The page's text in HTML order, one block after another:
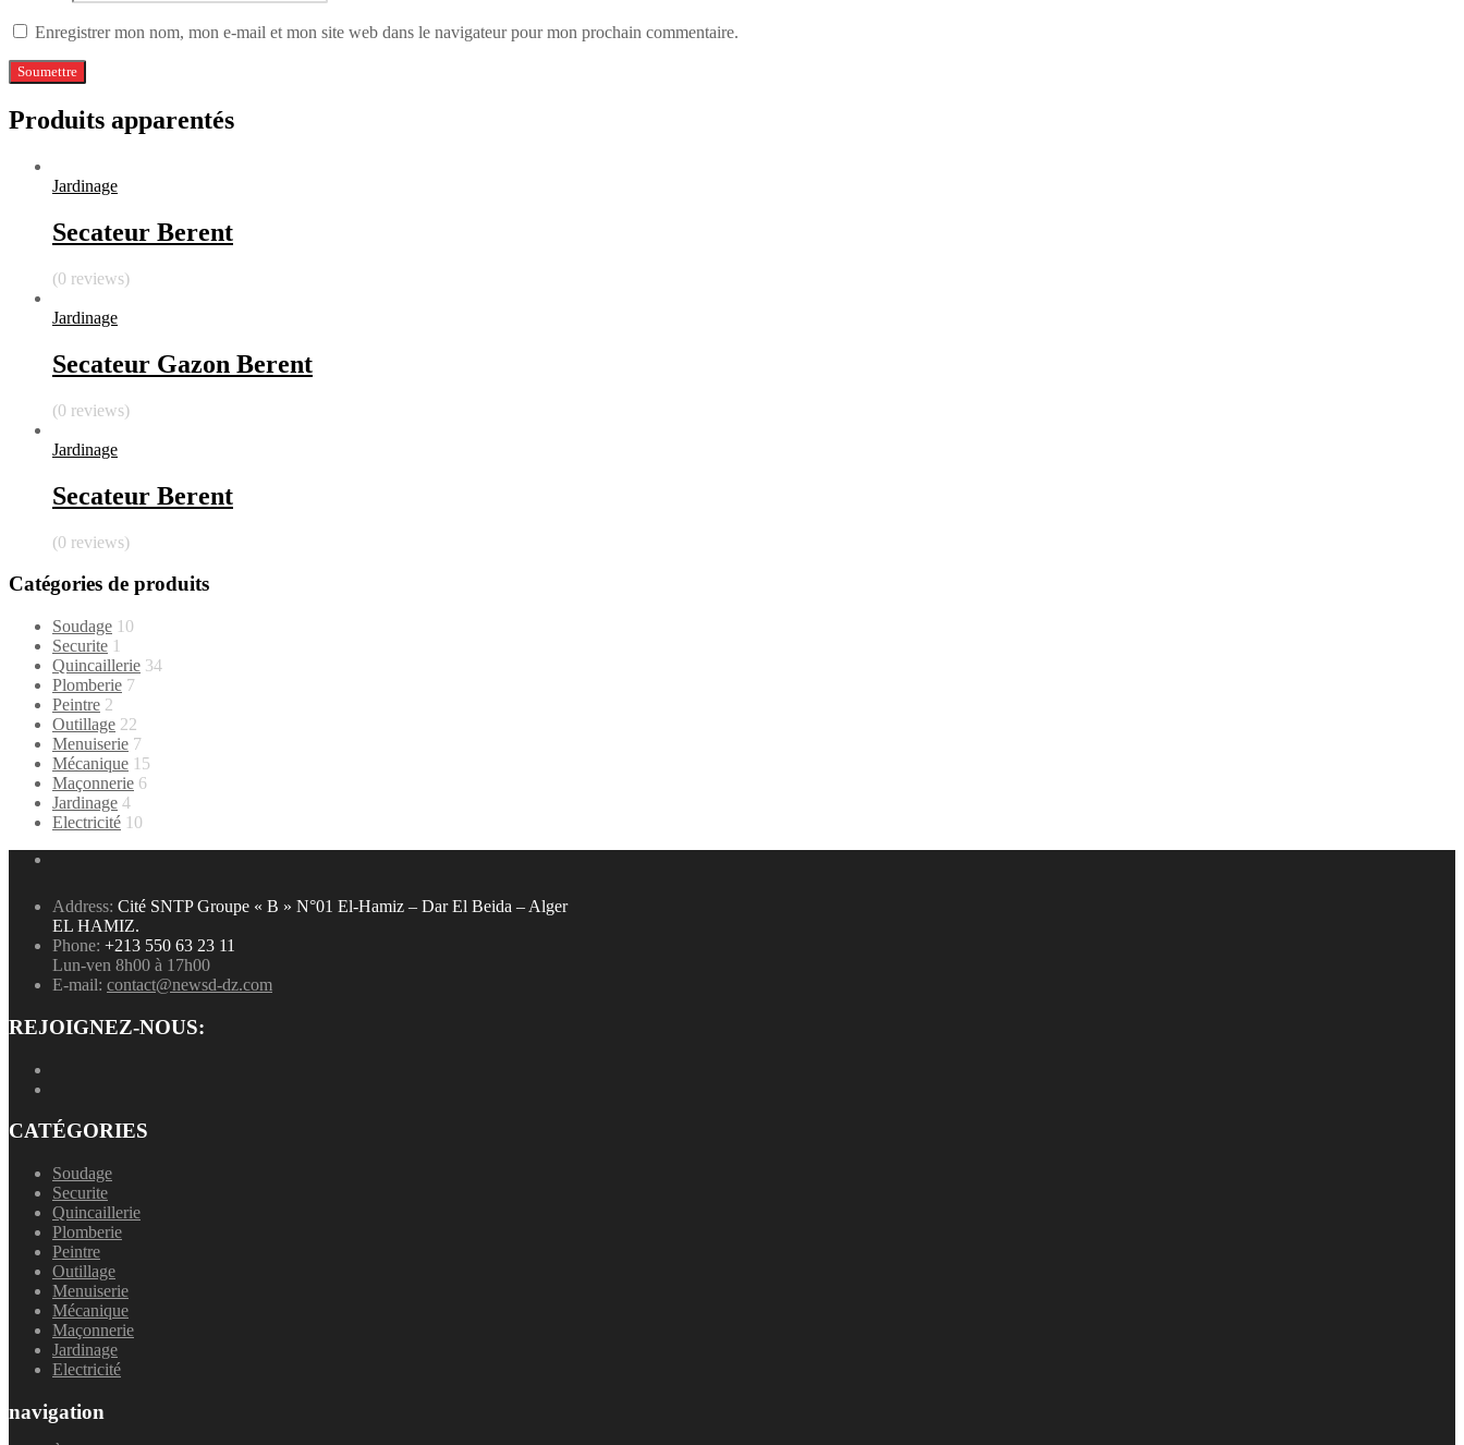
Enregistrer mon nom, mon e-mail et mon site web dans le navigateur pour mon prochain commentaire.
Produits apparentés
Jardinage
Secateur Berent
(0 reviews)
Jardinage
Secateur Gazon Berent
(0 reviews)
Jardinage
Secateur Berent
(0 reviews)
Catégories de produits
Soudage 10
Securite 1
Quincaillerie 34
Plomberie 7
Peintre 2
Outillage 22
Menuiserie 7
Mécanique 15
Maçonnerie 6
Jardinage 4
Electricité 10
Address: Cité SNTP Groupe « B » N°01 El-Hamiz – Dar El Beida – Alger
EL HAMIZ.
Phone: +213 550 63 23 11
Lun-ven 8h00 à 17h00
E-mail: contact@newsd-dz.com
REJOIGNEZ-NOUS:
CATÉGORIES
Soudage
Securite
Quincaillerie
Plomberie
Peintre
Outillage
Menuiserie
Mécanique
Maçonnerie
Jardinage
Electricité
navigation